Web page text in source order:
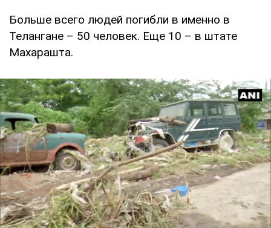
Больше всего людей погибли в именно в
Телангане – 50 человек. Еще 10 – в штате
Махарашта.